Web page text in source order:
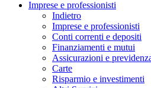
Imprese e professionisti
Indietro
Imprese e professionisti
Conti correnti e depositi
Finanziamenti e mutui
Assicurazioni e
Carte
Risparmio e investimenti